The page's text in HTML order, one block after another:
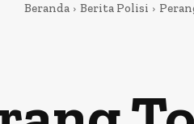
Beranda Berita Polisi